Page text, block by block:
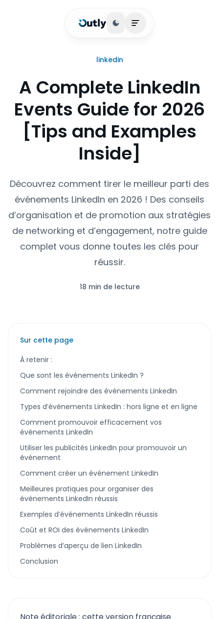
Basculer le thème
Ouvrir le menu
linkedin
A Complete LinkedIn
Events Guide for 2026
[Tips and Examples
Inside]
Découvrez comment tirer le meilleur parti des
événements LinkedIn en 2026 ! Des conseils
d’organisation et de promotion aux stratégies
de networking et d’engagement, notre guide
complet vous donne toutes les clés pour
réussir.
18 min de lecture
Sur cette page
À retenir :
Que sont les événements LinkedIn ?
Comment rejoindre des événements LinkedIn
Types d’événements LinkedIn : hors ligne et en ligne
Comment promouvoir efficacement vos
événements LinkedIn
Utiliser les publicités LinkedIn pour promouvoir un
événement
Comment créer un événement LinkedIn
Meilleures pratiques pour organiser des
événements LinkedIn réussis
Exemples d’événements LinkedIn réussis
Coût et ROI des événements LinkedIn
Problèmes d’aperçu de lien LinkedIn
Conclusion